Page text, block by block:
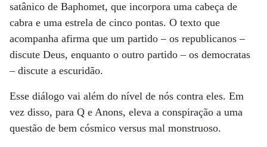
satânico de Baphomet, que incorpora uma cabeça de
cabra e uma estrela de cinco pontas. O texto que
acompanha afirma que um partido – os republicanos –
discute Deus, enquanto o outro partido – os democratas
– discute a escuridão.
Esse diálogo vai além do nível de nós contra eles. Em
vez disso, para Q e Anons, eleva a conspiração a uma
questão de bem cósmico versus mal monstruoso.